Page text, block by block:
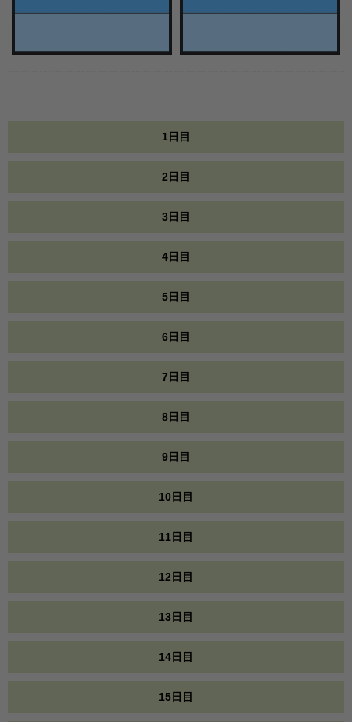
1日目
2日目
3日目
4日目
5日目
6日目
7日目
8日目
9日目
10日目
11日目
12日目
13日目
14日目
15日目